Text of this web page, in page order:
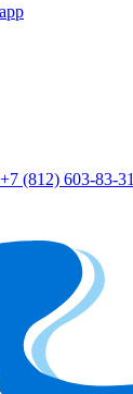
+7 (812) 603-83-31